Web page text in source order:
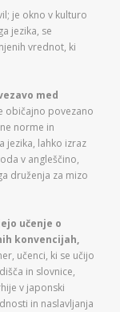
je okno v kulturo
jezika, se
vrednot, ki
med
običajno povezano
norme in
jezika, lahko izraz
v angleščino,
druženja za mizo
učenje o
konvencijah,
učenci, ki se učijo
in slovnice,
v japonski
in naslavljanja